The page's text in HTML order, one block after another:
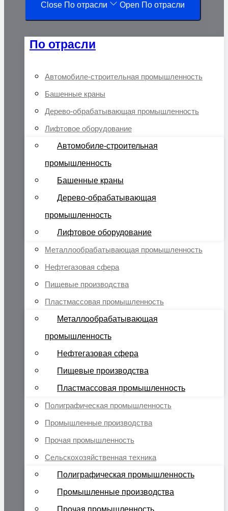
Close По отрасли Open По отрасли
По отрасли
Автомобиле-строительная промышленность
Башенные краны
Дерево-обрабатывающая промышленность
Лифтовое оборудование
Автомобиле-строительная
промышленность
Башенные краны
Дерево-обрабатывающая
промышленность
Лифтовое оборудование
Металлообрабатывающая промышленность
Нефтегазовая сфера
Пищевые производства
Пластмассовая промышленность
Металлообрабатывающая
промышленность
Нефтегазовая сфера
Пищевые производства
Пластмассовая промышленность
Полиграфическая промышленность
Промышленные производства
Прочая промышленность
Сельскохозяйственная техника
Полиграфическая промышленность
Промышленные производства